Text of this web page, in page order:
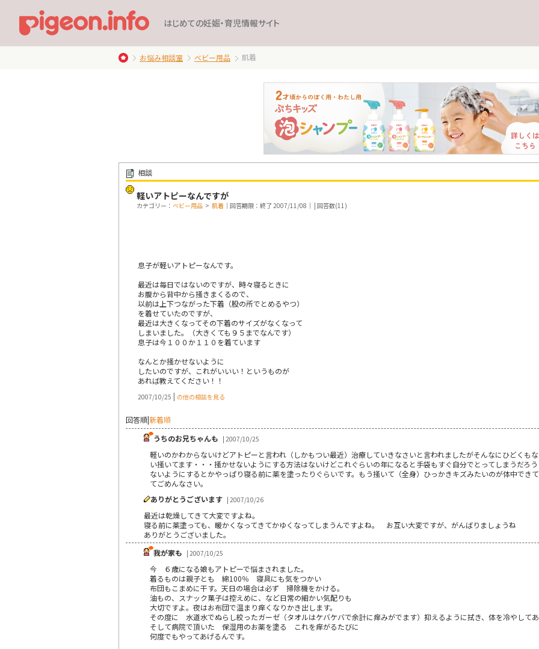
はじめての妊娠・育児情報サイト
お悩み相談室 ベビー用品 肌着
相談
軽いアトピーなんですが
カテゴリー： ベビー用品 > 肌着 ｜回答期限：終了 2007/11/08｜ | 回答数(11)
息子が軽いアトピーなんです。
最近は毎日ではないのですが、時々寝るときに
お腹から背中から掻きまくるので、
以前は上下つながった下着（股の所でとめるやつ）
を着せていたのですが、
最近は大きくなってその下着のサイズがなくなって
しまいました。（大きくても９５までなんです）
息子は今１００か１１０を着ています
なんとか掻かせないように
したいのですが、これがいいい！というものが
あれば教えてください！！
2007/10/25 | の他の相談を見る
回答順|新着順
うちのお兄ちゃんも | 2007/10/25
軽いのかわからないけどアトピーと言われ（しかもつい最近）治療していきなさいと言われましたがそんなにひどくも
い掻いてます・・・掻かせないようにする方法はないけどこれぐらいの年になると手袋もすぐ自分でとってしまうだろ
ないようにするとかやっぱり寝る前に薬を塗ったりぐらいです。もう掻いて（全身）ひっかきキズみたいのが体中でき
てごめんなさい。
ありがとうございます | 2007/10/26
最近は乾燥してきて大変ですよね。
寝る前に薬塗っても、暖かくなってきてかゆくなってしまうんですよね。 お互い大変ですが、がんばりましょうね
ありがとうございました。
我が家も | 2007/10/25
今 ６歳になる娘もアトピーで悩まされました。
着るものは親子とも 綿100％ 寝具にも気をつかい
布団もこまめに干す。天日の場合は必ず 掃除機をかける。
油もの、スナック菓子は控えめに、など日常の細かい気配りも
大切ですよ。夜はお布団で温まり痒くなりかき出します。
その度に 水道水でぬらし絞ったガーゼ（タオルはケバケバで余計に痒みがでます）抑えるように拭き、体を冷やして
そして病院で頂いた 保湿用のお薬を塗る これを痒がるたびに
何度でもやってあげるんです。